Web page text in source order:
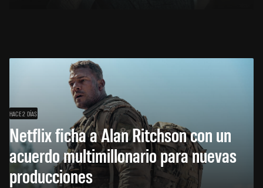
HACE 2 DÍAS
Netflix ficha a Alan Ritchson con un
acuerdo multimillonario para nuevas
producciones